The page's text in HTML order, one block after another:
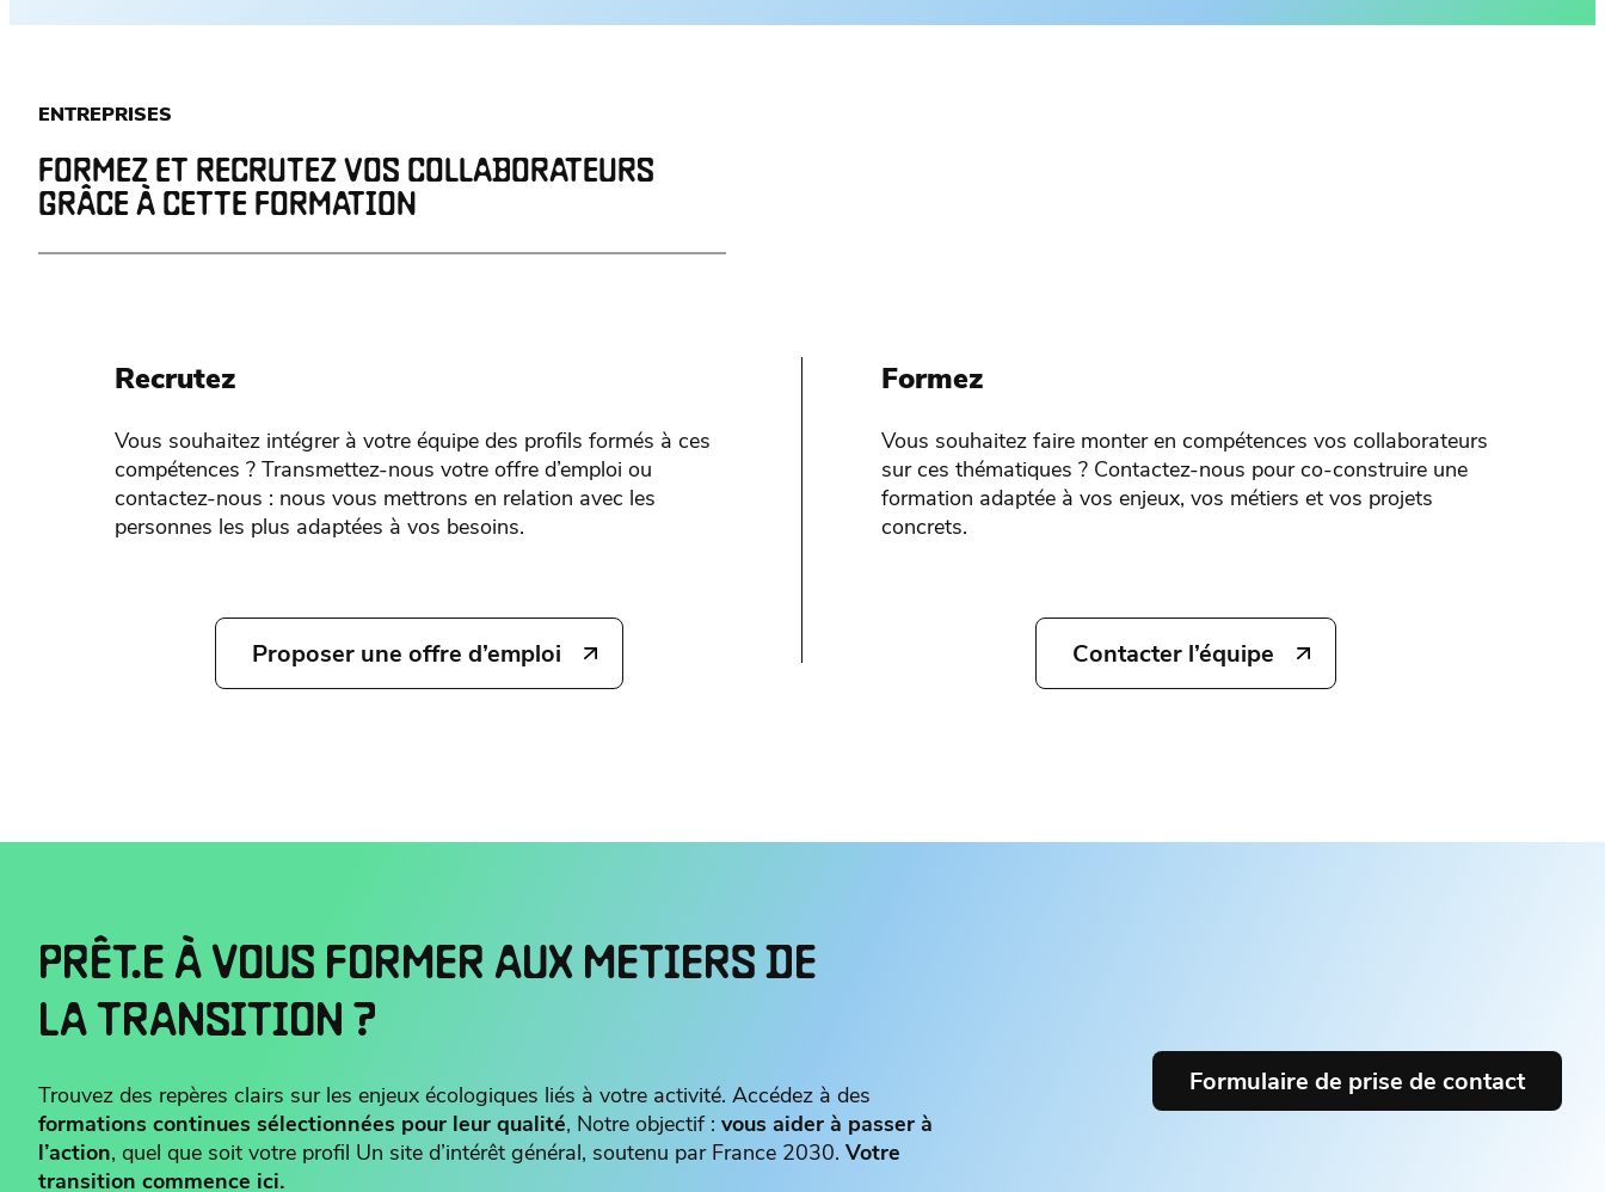
ENTREPRISES
FORMEZ ET RECRUTEZ VOS COLLABORATEURS
GRÂCE À CETTE FORMATION
Recrutez
Vous souhaitez intégrer à votre équipe des profils formés à ces
compétences ? Transmettez-nous votre offre d’emploi ou
contactez-nous : nous vous mettrons en relation avec les
personnes les plus adaptées à vos besoins.
Proposer une offre d’emploi
Formez
Vous souhaitez faire monter en compétences vos collaborateurs
sur ces thématiques ? Contactez-nous pour co-construire une
formation adaptée à vos enjeux, vos métiers et vos projets
concrets.
Contacter l’équipe
PRÊT.E À VOUS FORMER AUX METIERS DE
LA TRANSITION ?
Trouvez des repères clairs sur les enjeux écologiques liés à votre activité. Accédez à des
formations continues sélectionnées pour leur qualité, Notre objectif : vous aider à passer à
l’action, quel que soit votre profil Un site d’intérêt général, soutenu par France 2030. Votre
transition commence ici.
Formulaire de prise de contact